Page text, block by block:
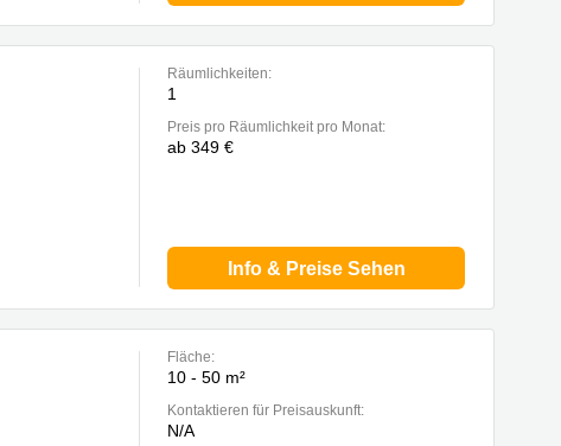
Räumlichkeiten:
1
Preis pro Räumlichkeit pro Monat:
ab 349 €
Info & Preise Sehen
Fläche:
10 - 50 m²
Kontaktieren für Preisauskunft:
N/A